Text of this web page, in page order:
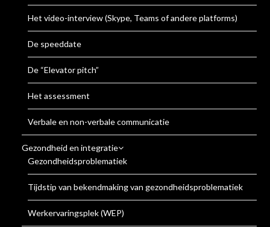
Het video-interview (Skype, Teams of andere platforms)
De speeddate
De “Elevator pitch”
Het assessment
Verbale en non-verbale communicatie
Gezondheid en integratie
Gezondheidsproblematiek
Tijdstip van bekendmaking van gezondheidsproblematiek
Werkervaringsplek (WEP)